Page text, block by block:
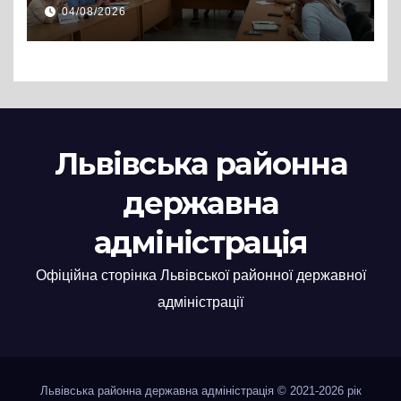
нові заяви
04/08/2026
Львівська районна
державна
адміністрація
Офіційна сторінка Львівської районної державної
адміністрації
Львівська районна державна адміністрація © 2021-2026 рік